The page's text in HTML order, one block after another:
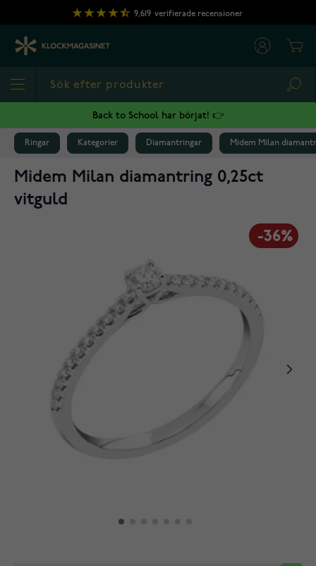
Hoppa till innehållet
9,619 verifierade recensioner
Back to School har börjat! 👉
Ringar Kategorier Diamantringar Midem Milan
Midem Milan diamantring 0,25ct
vitguld
-36%